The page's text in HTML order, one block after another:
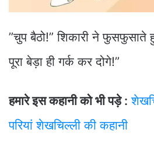
”चुप बैठो!” शिकारी ने फुसफुसाते
पूरा बेड़ा ही गर्क कर दोगे!”
हमारे इस कहानी को भी पड़े :
परियां शेखचिल्ली की कहानी